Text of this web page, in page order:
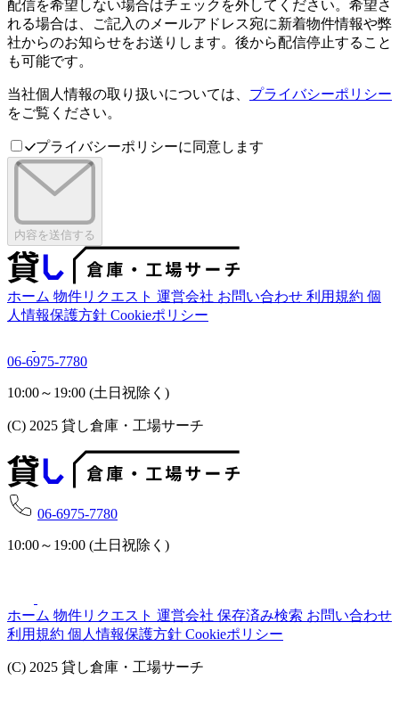
配信を希望しない場合はチェックを外してください。希望さ
れる場合は、ご記入のメールアドレス宛に新着物件情報や弊
社からのお知らせをお送りします。後から配信停止すること
も可能です。
当社個人情報の取り扱いについては、 プライバシーポリシー
をご覧ください。
プライバシーポリシーに同意します
内容を送信する
ホーム 物件リクエスト 運営会社 お問い合わせ 利用規約 個
人情報保護方針 Cookieポリシー
06-6975-7780
10:00～19:00 (土日祝除く)
(C) 2025 貸し倉庫・工場サーチ
06-6975-7780
10:00～19:00 (土日祝除く)
ホーム 物件リクエスト 運営会社 保存済み検索 お問い合わせ
利用規約 個人情報保護方針 Cookieポリシー
(C) 2025 貸し倉庫・工場サーチ